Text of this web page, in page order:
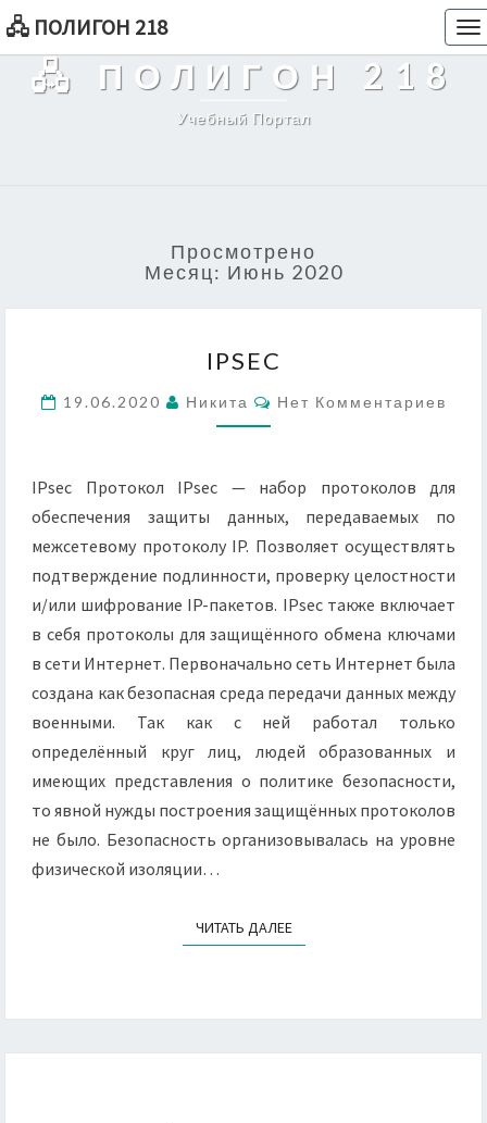
🖧 ПОЛИГОН 218
🖧 ПОЛИГОН 218
Учебный Портал
Просмотрено
Месяц: Июнь 2020
IPSEC
19.06.2020 Никита Комментарии
Нет Комментариев
IPsec Протокол IPsec — набор протоколов для
обеспечения защиты данных, передаваемых по
межсетевому протоколу IP. Позволяет осуществлять
подтверждение подлинности, проверку целостности
и/или шифрование IP-пакетов. IPsec также включает
в себя протоколы для защищённого обмена ключами
в сети Интернет. Первоначально сеть Интернет была
создана как безопасная среда передачи данных между
военными. Так как с ней работал только
определённый круг лиц, людей образованных и
имеющих представления о политике безопасности,
то явной нужды построения защищённых протоколов
не было. Безопасность организовывалась на уровне
физической изоляции…
ЧИТАТЬ ДАЛЕЕЧИТАТЬ ДАЛЕЕ